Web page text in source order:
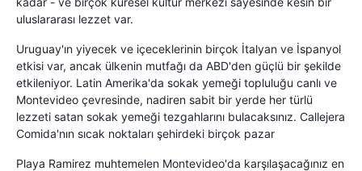
uluslararası lezzet var.
Uruguay'ın yiyecek ve içeceklerinin birçok İtalyan ve İspanyol
etkisi var, ancak ülkenin mutfağı da ABD'den güçlü bir şekilde
etkileniyor. Latin Amerika'da sokak yemeği topluluğu canlı ve
Montevideo çevresinde, nadiren sabit bir yerde her türlü
lezzeti satan sokak yemeği tezgahlarını bulacaksınız. Callejera
Comida'nın sıcak noktaları şehirdeki birçok pazar
Playa Ramirez muhtemelen Montevideo'da karşılaşacağınız en